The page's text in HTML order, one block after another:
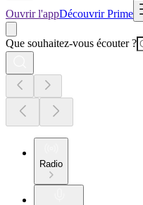
Ouvrir l'appDécouvrir Prime
Que souhaitez-vous écouter ?
Radio